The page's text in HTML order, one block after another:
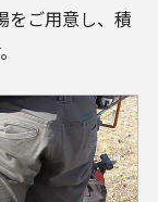
をご用意し、積